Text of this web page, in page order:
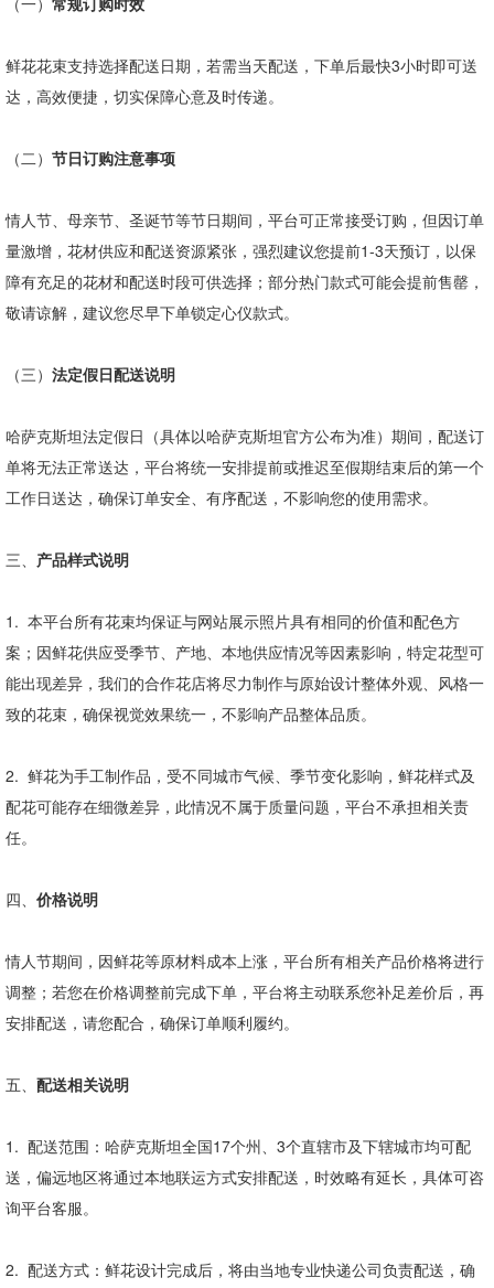
鲜花花束支持选择配送日期，若需当天配送，下单后最快3小时即可送
达，高效便捷，切实保障心意及时传递。
（二） 节日订购注意事项
情人节、母亲节、圣诞节等节日期间，平台可正常接受订购，但因订单
量激增，花材供应和配送资源紧张，强烈建议您提前1-3天预订，以保
障有充足的花材和配送时段可供选择；部分热门款式可能会提前售罄，
敬请谅解，建议您尽早下单锁定心仪款式。
（三） 法定假日配送说明
哈萨克斯坦法定假日（具体以哈萨克斯坦官方公布为准）期间，配送订
单将无法正常送达，平台将统一安排提前或推迟至假期结束后的第一个
工作日送达，确保订单安全、有序配送，不影响您的使用需求。
三、 产品样式说明
1. 本平台所有花束均保证与网站展示照片具有相同的价值和配色方
案；因鲜花供应受季节、产地、本地供应情况等因素影响，特定花型可
能出现差异，我们的合作花店将尽力制作与原始设计整体外观、风格一
致的花束，确保视觉效果统一，不影响产品整体品质。
2. 鲜花为手工制作品，受不同城市气候、季节变化影响，鲜花样式及
配花可能存在细微差异，此情况不属于质量问题，平台不承担相关责
任。
四、 价格说明
情人节期间，因鲜花等原材料成本上涨，平台所有相关产品价格将进行
调整；若您在价格调整前完成下单，平台将主动联系您补足差价后，再
安排配送，请您配合，确保订单顺利履约。
五、 配送相关说明
1. 配送范围：哈萨克斯坦全国17个州、 3个直辖市及下辖城市均可配
送，偏远地区将通过本地联运方式安排配送，时效略有延长，具体可咨
询平台客服。
2. 配送方式：鲜花设计完成后，将由当地专业快递公司负责配送，确